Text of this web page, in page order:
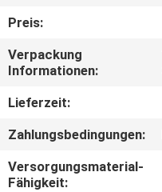
TRETEN
SIE
MIT
UNS
IN
VERBINDUNG
Preis:
Verpackung
Informationen:
Lieferzeit:
Zahlungsbedingungen:
Versorgungsmaterial-
Fähigkeit: